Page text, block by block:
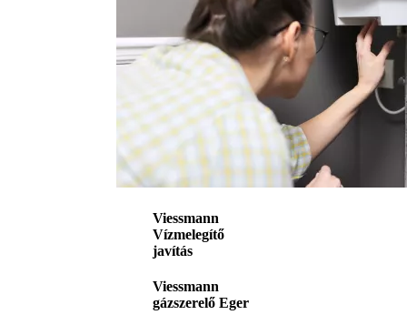
Viessmann
Vízmelegítő
javítás
Viessmann
gázszerelő Eger